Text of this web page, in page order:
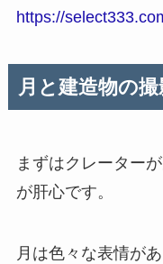
https://
月と建造物の
まずはクレーター
が肝心です。
月は色々な表情が